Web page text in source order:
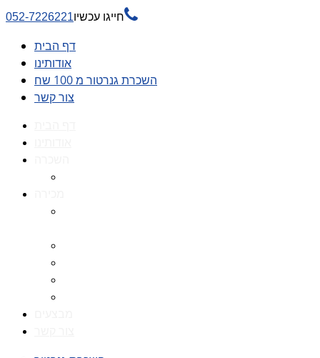
חייגו עכשיו052-7226221 
דף הבית
אודותינו
השכרת גנרטור מ 100 שח
צור קשר